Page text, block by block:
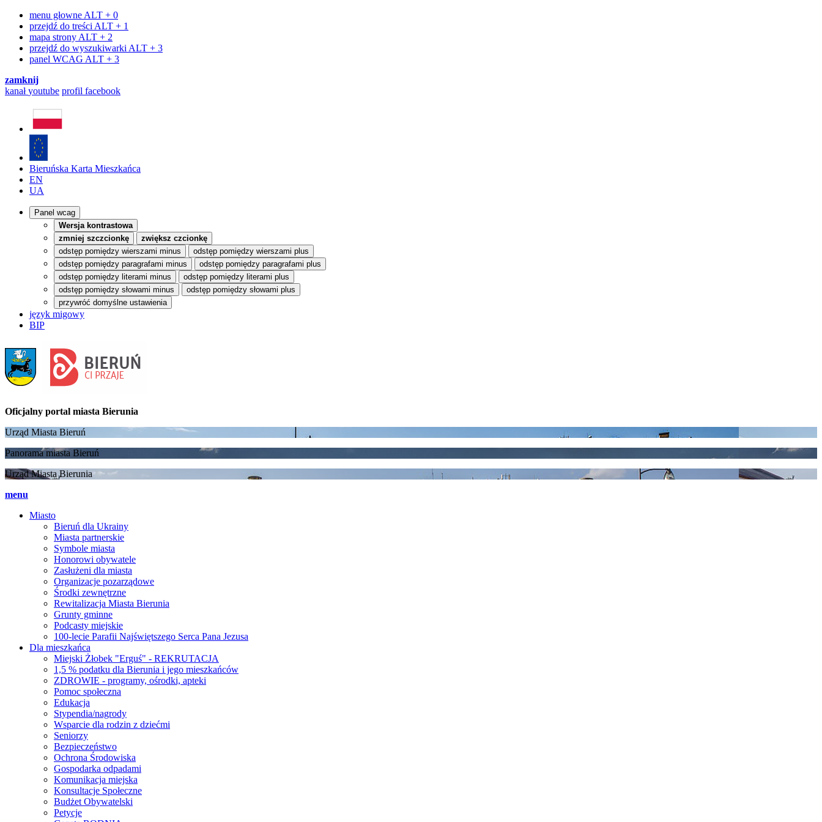
menu głowne ALT + 0
przejdź do treści ALT + 1
mapa strony ALT + 2
przejdź do wyszukiwarki ALT + 3
panel WCAG ALT + 3
zamknij
kanałyoutube profil facebook
Bieruńska Karta Mieszkańca
EN
UA
Panel wcag
Wersja kontrastowa
zmniej szczcionkę
zwiększ czcionkę
odstęp pomiędzy wierszami minus
odstęp pomiędzy wierszami plus
odstęp pomiędzy paragrafami minus
odstęp pomiędzy paragrafami plus
odstęp pomiędzy literami minus
odstęp pomiędzy literami plus
odstęp pomiędzy słowami minus
odstęp pomiędzy słowami plus
przywróć domyślne ustawienia
język migowy
BIP
Oficjalny portal miasta Bierunia
Urząd Miasta Bieruń
Panorama miasta Bieruń
Urząd Miasta Bierunia
menu
Miasto
Bieruń dla Ukrainy
Miasta partnerskie
Symbole miasta
Honorowi obywatele
Zasłużeni dla miasta
Organizacje pozarządowe
Środki zewnętrzne
Rewitalizacja Miasta Bierunia
Grunty gminne
Podcasty miejskie
100-lecie Parafii Najświętszego Serca Pana Jezusa
Dla mieszkańca
Miejski Żłobek "Erguś" - REKRUTACJA
1,5 % podatku dla Bierunia i jego mieszkańców
ZDROWIE - programy, ośrodki, apteki
Pomoc społeczna
Edukacja
Stypendia/nagrody
Wsparcie dla rodzin z dziećmi
Seniorzy
Bezpieczeństwo
Ochrona Środowiska
Gospodarka odpadami
Komunikacja miejska
Konsultacje Społeczne
Budżet Obywatelski
Petycje